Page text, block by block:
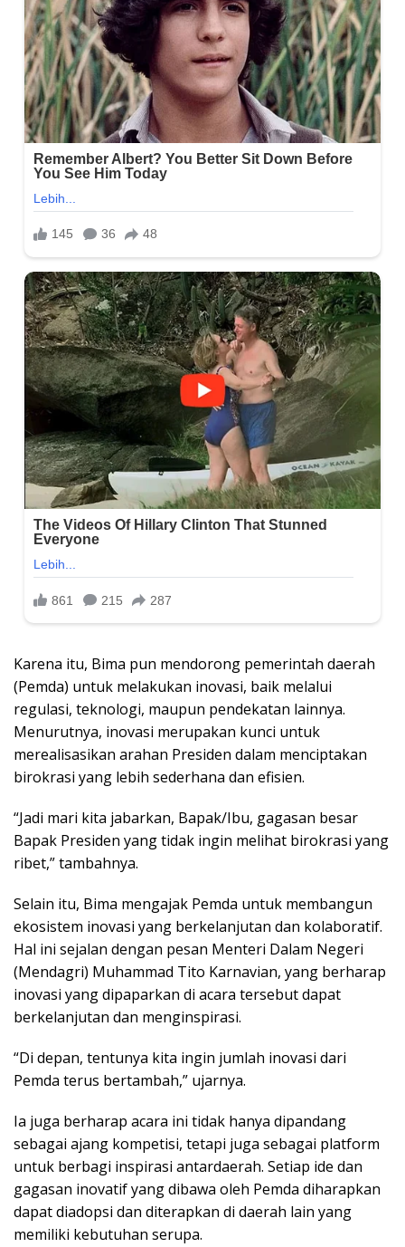
Karena itu, Bima pun mendorong pemerintah daerah
(Pemda) untuk melakukan inovasi, baik melalui
regulasi, teknologi, maupun pendekatan lainnya.
Menurutnya, inovasi merupakan kunci untuk
merealisasikan arahan Presiden dalam menciptakan
birokrasi yang lebih sederhana dan efisien.
“Jadi mari kita jabarkan, Bapak/Ibu, gagasan besar
Bapak Presiden yang tidak ingin melihat birokrasi yang
ribet,” tambahnya.
Selain itu, Bima mengajak Pemda untuk membangun
ekosistem inovasi yang berkelanjutan dan kolaboratif.
Hal ini sejalan dengan pesan Menteri Dalam Negeri
(Mendagri) Muhammad Tito Karnavian, yang berharap
inovasi yang dipaparkan di acara tersebut dapat
berkelanjutan dan menginspirasi.
“Di depan, tentunya kita ingin jumlah inovasi dari
Pemda terus bertambah,” ujarnya.
Ia juga berharap acara ini tidak hanya dipandang
sebagai ajang kompetisi, tetapi juga sebagai platform
untuk berbagi inspirasi antardaerah. Setiap ide dan
gagasan inovatif yang dibawa oleh Pemda diharapkan
dapat diadopsi dan diterapkan di daerah lain yang
memiliki kebutuhan serupa.